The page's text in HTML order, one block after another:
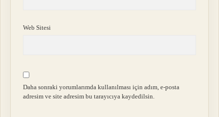
Web Sitesi
Daha sonraki yorumlarımda kullanılması için adım, e-posta
adresim ve site adresim bu tarayıcıya kaydedilsin.